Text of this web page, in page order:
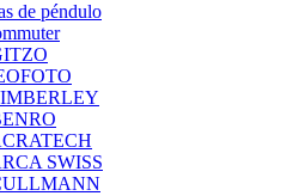
de péndulo
SWISS